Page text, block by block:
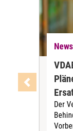
News
Der